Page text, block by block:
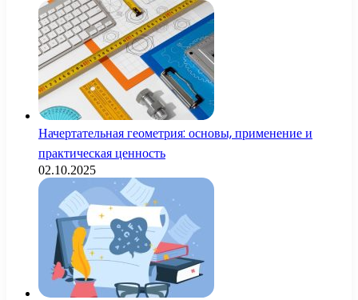
Начертательная геометрия: основы, применение и
практическая ценность
02.10.2025